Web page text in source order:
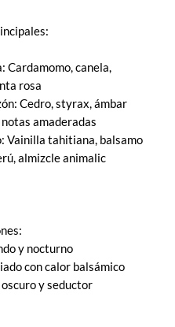
Cardamomo, canela,
rosa
Cedro, styrax, ámbar
amaderadas
Vainilla tahitiana, balsamo
almizcle animalic
y nocturno
con calor balsámico
y seductor